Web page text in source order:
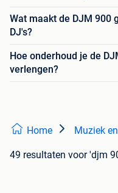
Wat maakt de DJM 900
DJ's?
Hoe onderhoud je de
verlengen?
Home Muziek
49 resultaten voor 'djm